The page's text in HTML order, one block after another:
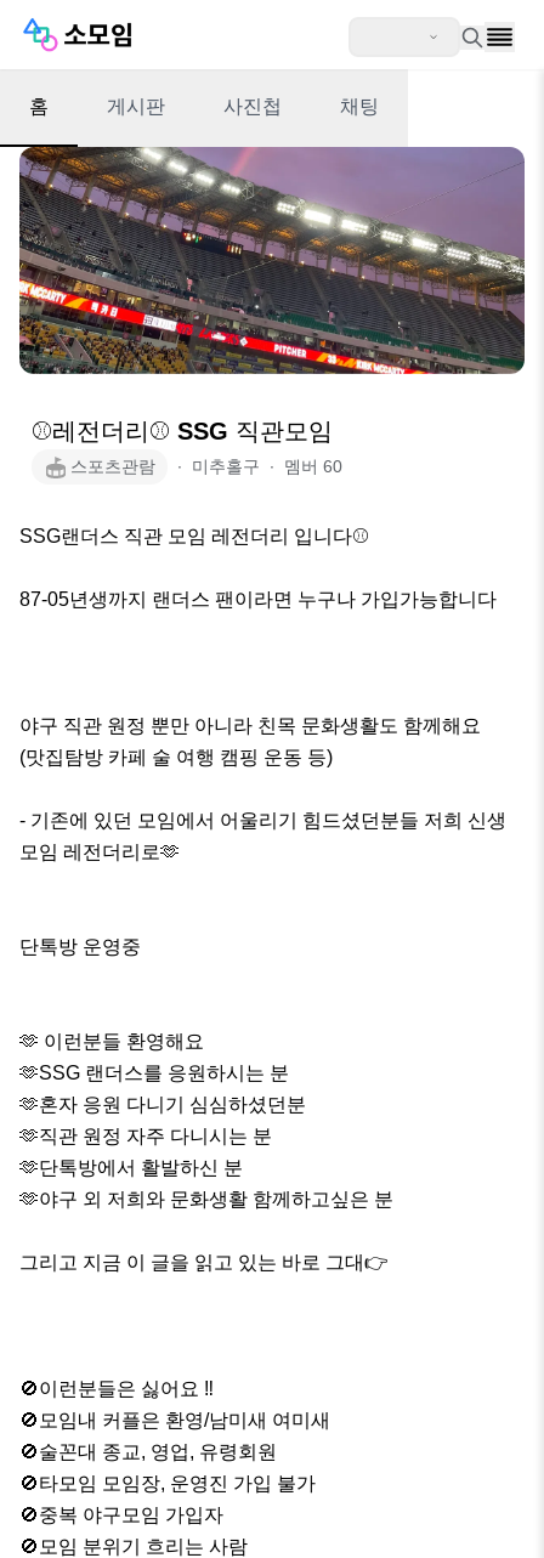
홈 게시판 사진첩 채팅
⚾️레전더리⚾️ SSG 직관모임
스포츠관람 ∙ 미추홀구 ∙ 멤버 60
SSG랜더스 직관 모임 레전더리 입니다⚾️
87-05년생까지 랜더스 팬이라면 누구나 가입가능합니다
야구 직관 원정 뿐만 아니라 친목 문화생활도 함께해요
(맛집탐방 카페 술 여행 캠핑 운동 등)
- 기존에 있던 모임에서 어울리기 힘드셨던분들 저희 신생
모임 레전더리로🫶
단톡방 운영중
🫶 이런분들 환영해요
🫶SSG 랜더스를 응원하시는 분
🫶혼자 응원 다니기 심심하셨던분
🫶직관 원정 자주 다니시는 분
🫶단톡방에서 활발하신 분
🫶야구 외 저희와 문화생활 함께하고싶은 분
그리고 지금 이 글을 읽고 있는 바로 그대👉
🚫이런분들은 싫어요 ‼️
🚫모임내 커플은 환영/남미새 여미새
🚫술꼰대 종교, 영업, 유령회원
🚫타모임 모임장, 운영진 가입 불가
🚫중복 야구모임 가입자
🚫모임 분위기 흐리는 사람